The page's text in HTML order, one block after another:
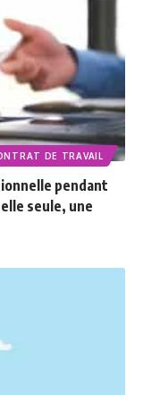
DE TRAVAIL
pendant
seule, une